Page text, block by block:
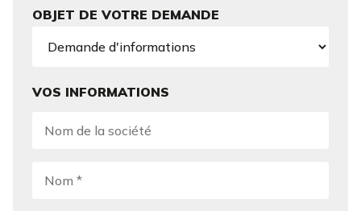
OBJET DE VOTRE DEMANDE
VOS INFORMATIONS